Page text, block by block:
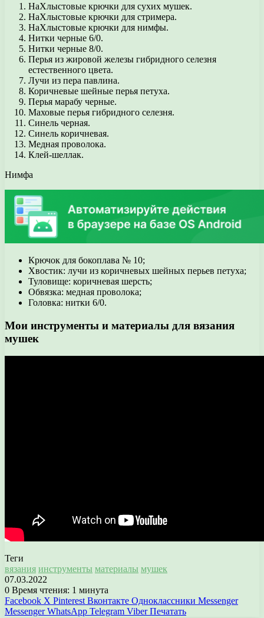
НаХлыстовые крючки для сухих мушек.
НаХлыстовые крючки для стримера.
НаХлыстовые крючки для нимфы.
Нитки черные 6/0.
Нитки черные 8/0.
Перья из жировой железы гибридного селезня
естественного цвета.
Лучи из пера павлина.
Коричневые шейные перья петуха.
Перья марабу черные.
Маховые перья гибридного селезня.
Синель черная.
Синель коричневая.
Медная проволока.
Клей-шеллак.
Нимфа
Крючок для бокоплава № 10;
Хвостик: лучи из коричневых шейных перьев петуха;
Туловище: коричневая шерсть;
Обвязка: медная проволока;
Головка: нитки 6/0.
Мои инструменты и материалы для вязания
мушек
Теги
вязания инструменты материалы мушек
07.03.2022
0 Время чтения: 1 минута
Facebook X Pinterest Вконтакте Одноклассники Messenger
Messenger WhatsApp Telegram Viber Печатать